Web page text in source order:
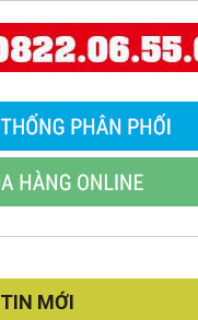
TIN MỚI